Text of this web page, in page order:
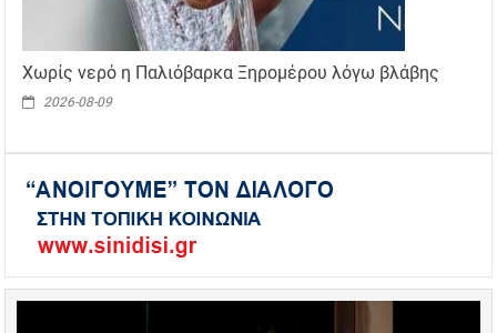
Χωρίς νερό η Παλιόβαρκα Ξηρομέρου λόγω βλάβης
2026-08-09